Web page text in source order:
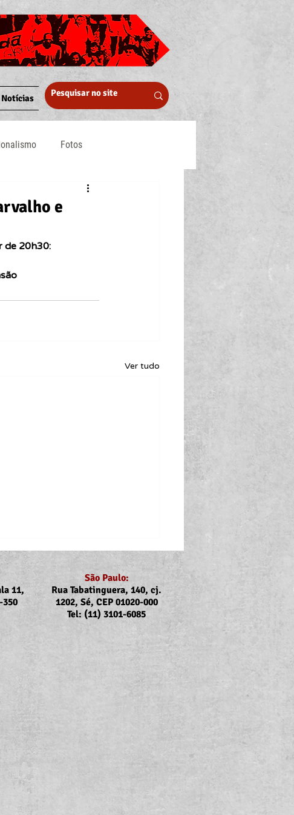
Notícias
Fotos
e
de 20h30:
Ver tudo
Assojubs e Sintrajus nas
comarcas de Registro, Iguape,
Ubatuba, Caraguatatuba e
11,
São Paulo:
Rua Tabatinguera, 140, cj.
1202, Sé, CEP 01020-000
Tel: (11) 3101-6085